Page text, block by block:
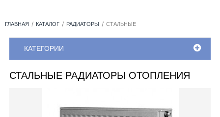
ГЛАВНАЯ КАТАЛОГ РАДИАТОРЫ СТАЛЬНЫЕ
КАТЕГОРИИ
СТАЛЬНЫЕ РАДИАТОРЫ ОТОПЛЕНИЯ